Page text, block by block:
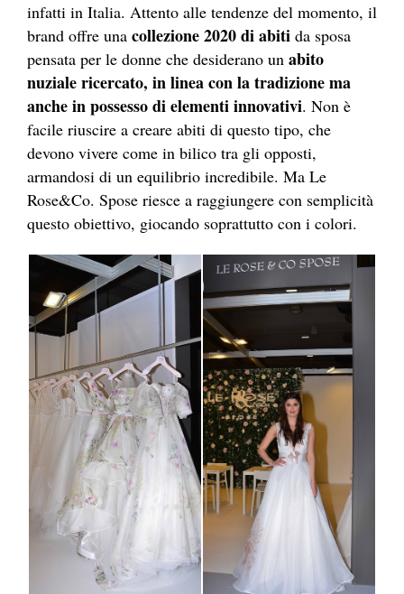
infatti in Italia. Attento alle tendenze del momento, il
brand offre una collezione 2020 di abiti da sposa
pensata per le donne che desiderano un abito
nuziale ricercato, in linea con la tradizione ma
anche in possesso di elementi innovativi. Non è
facile riuscire a creare abiti di questo tipo, che
devono vivere come in bilico tra gli opposti,
armandosi di un equilibrio incredibile. Ma Le
Rose&Co. Spose riesce a raggiungere con semplicità
questo obiettivo, giocando soprattutto con i colori.